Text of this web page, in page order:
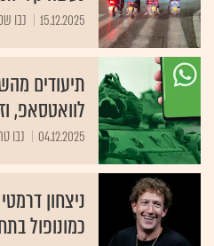
לוואטסאפ,
04.12.2025 נבו
כמונופול
18.11.2025 נבו